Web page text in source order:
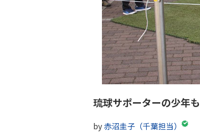
琉球サポーターの少年
by赤沼圭子（千葉担当）